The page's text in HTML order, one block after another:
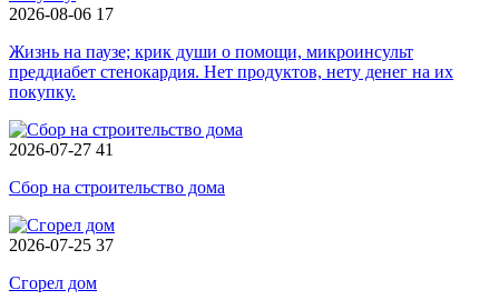
2026-08-06 17
Жизнь на паузе; крик души о помощи, микроинсульт
преддиабет стенокардия. Нет продуктов, нету денег на их
покупку.
2026-07-27 41
Сбор на строительство дома
2026-07-25 37
Сгорел дом